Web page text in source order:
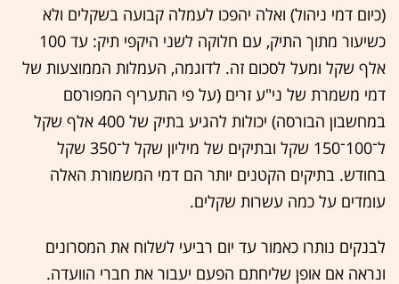
(כיום דמי ניהול) ואלה יהפכו לעמלה קבועה בשקלים ולא
כשיעור מתוך התיק, עם חלוקה לשני היקפי תיק: עד 100
אלף שקל ומעל לסכום זה. לדוגמה, העמלות הממוצעות של
דמי משמרת של ני"ע זרים (על פי התעריף המפורסם
במחשבון הבורסה) יכולות להגיע בתיק של 400 אלף שקל
ל־100־150 שקל ובתיקים של מיליון שקל ל־350 שקל
בחודש. בתיקים הקטנים יותר הם דמי המשמורת האלה
עומדים על כמה עשרות שקלים.
לבנקים נותרו כאמור עד יום רביעי לשלוח את המסרונים
ונראה אם אופן שליחתם הפעם יעבור את חברי הוועדה.